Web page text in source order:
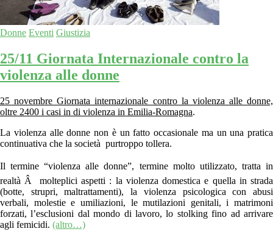
Donne Eventi Giustizia
25/11 Giornata Internazionale contro la
violenza alle donne
25 novembre Giornata internazionale contro la violenza alle donne,
oltre 2400 i casi in di violenza in Emilia-Romagna.
La violenza alle donne non è un fatto occasionale ma un una pratica
continuativa che la società purtroppo tollera.
Il termine “violenza alle donne”, termine molto utilizzato, tratta in
realtà Â molteplici aspetti : la violenza domestica e quella in strada
(botte, strupri, maltrattamenti), la violenza psicologica con abusi
verbali, molestie e umiliazioni, le mutilazioni genitali, i matrimoni
forzati, l’esclusioni dal mondo di lavoro, lo stolking fino ad arrivare
agli femicidi. (altro…)